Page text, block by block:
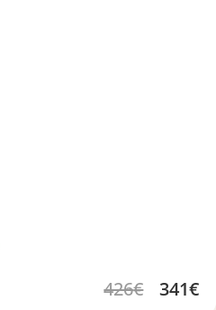
426€ 341€